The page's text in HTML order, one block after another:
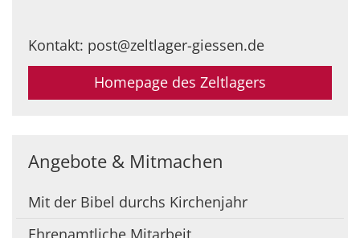
Kontakt: post@zeltlager-giessen.de
Homepage des Zeltlagers
Angebote & Mitmachen
Mit der Bibel durchs Kirchenjahr
Ehrenamtliche Mitarbeit